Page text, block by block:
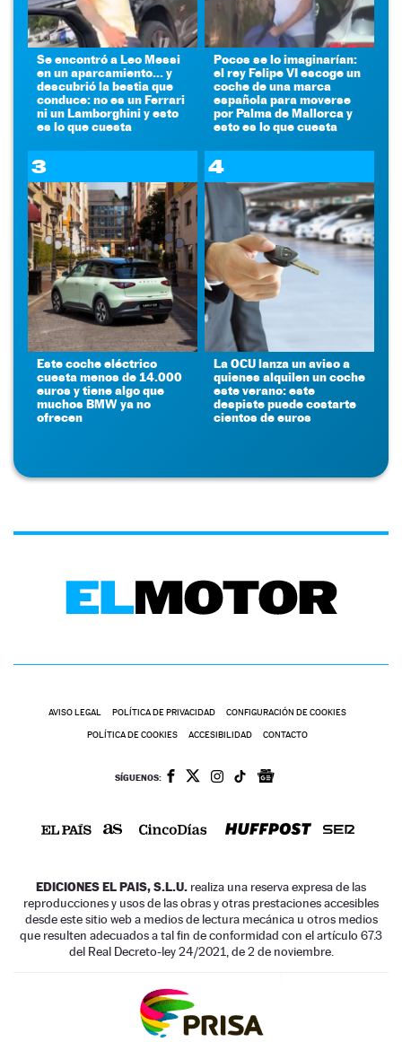
Se encontró a Leo Messi
en un aparcamiento... y
descubrió la bestia que
conduce: no es un Ferrari
ni un Lamborghini y esto
es lo que cuesta
Pocos se lo imaginarían:
el rey Felipe VI escoge un
coche de una marca
española para moverse
por Palma de Mallorca y
esto es lo que cuesta
3
Este coche eléctrico
cuesta menos de 14.000
euros y tiene algo que
muchos BMW ya no
ofrecen
4
La OCU lanza un aviso a
quienes alquilen un coche
este verano: este
despiste puede costarte
cientos de euros
AVISO LEGAL POLÍTICA DE PRIVACIDAD CONFIGURACIÓN DE COOKIES
POLÍTICA DE COOKIES ACCESIBILIDAD CONTACTO
SÍGUENOS:
EDICIONES EL PAIS, S.L.U. realiza una reserva expresa de las
reproducciones y usos de las obras y otras prestaciones accesibles
desde este sitio web a medios de lectura mecánica u otros medios
que resulten adecuados a tal fin de conformidad con el artículo 67.3
del Real Decreto-ley 24/2021, de 2 de noviembre.